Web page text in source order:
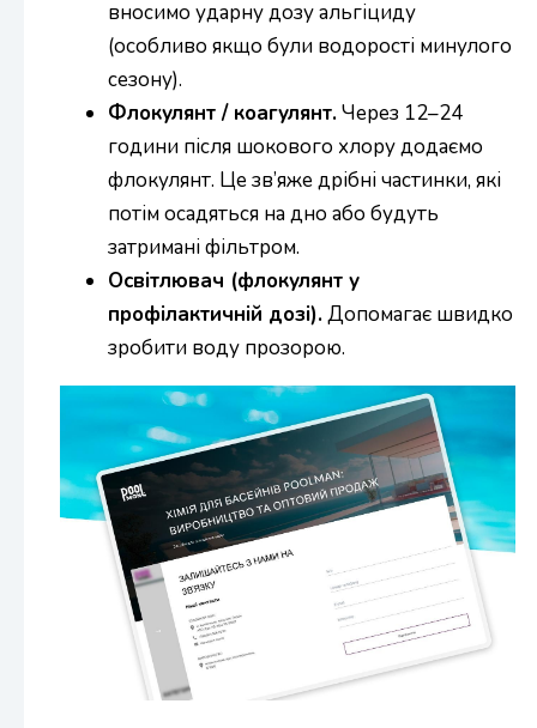
вносимо ударну дозу альгіциду
(особливо якщо були водорості минулого
сезону).
Флокулянт / коагулянт.Через 12–24
години після шокового хлору додаємо
флокулянт. Це зв’яже дрібні частинки, які
потім осадяться на дно або будуть
затримані фільтром.
Освітлювач (флокулянт у
профілактичній дозі).Допомагає швидко
зробити воду прозорою.